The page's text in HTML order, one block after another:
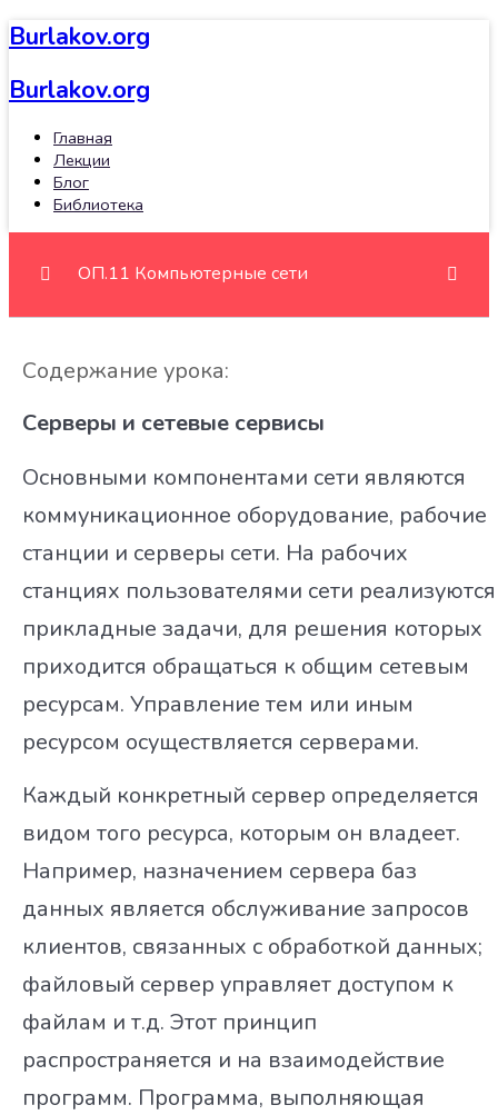
Burlakov.org
Burlakov.org
Главная
Лекции
Блог
Библиотека
сети
Сетевые модели
Методы доступа к среде передачи данных
Основные типы кабельных сред передачи данных
университета имени М.В. Ломоносова
0/2
Лекция 1. Темпы развития технологий
Лекция 2. Основные принципы построения
ОП.11 Компьютерные сети
Содержание урока:
Серверы и сетевые сервисы
Основными компонентами сети являются
коммуникационное оборудование, рабочие
станции и серверы сети. На рабочих
станциях пользователями сети реализуются
прикладные задачи, для решения которых
приходится обращаться к общим сетевым
ресурсам. Управление тем или иным
ресурсом осуществляется серверами.
Каждый конкретный сервер определяется
видом того ресурса, которым он владеет.
Например, назначением сервера баз
данных является обслуживание запросов
клиентов, связанных с обработкой данных;
файловый сервер управляет доступом к
файлам и т.д. Этот принцип
распространяется и на взаимодействие
программ. Программа, выполняющая